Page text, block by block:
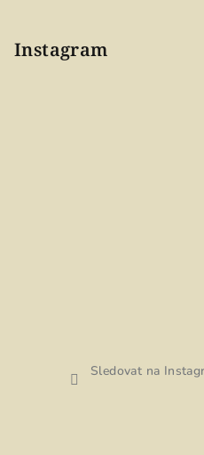
Instagram
Sledovat na